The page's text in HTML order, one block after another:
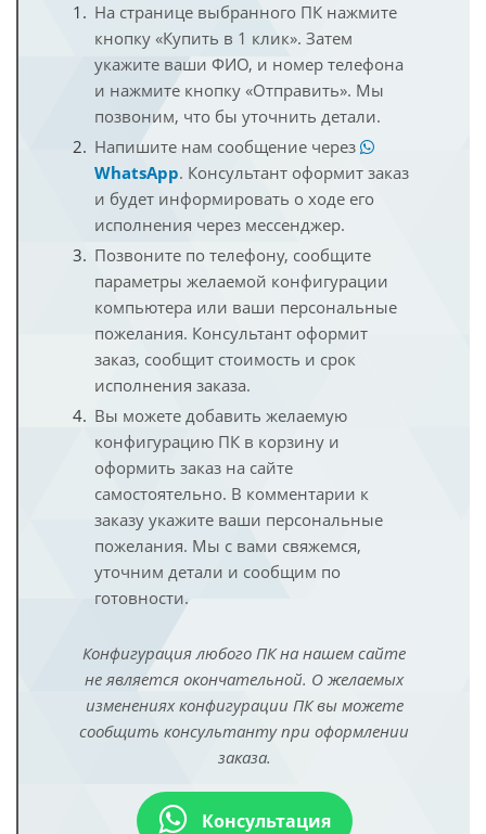
На странице выбранного ПК нажмите
кнопку «Купить в 1 клик». Затем
укажите ваши ФИО, и номер телефона
и нажмите кнопку «Отправить». Мы
позвоним, что бы уточнить детали.
Напишите нам сообщение через
WhatsApp. Консультант оформит заказ
и будет информировать о ходе его
исполнения через мессенджер.
Позвоните по телефону, сообщите
параметры желаемой конфигурации
компьютера или ваши персональные
пожелания. Консультант оформит
заказ, сообщит стоимость и срок
исполнения заказа.
Вы можете добавить желаемую
конфигурацию ПК в корзину и
оформить заказ на сайте
самостоятельно. В комментарии к
заказу укажите ваши персональные
пожелания. Мы с вами свяжемся,
уточним детали и сообщим по
готовности.
Конфигурация любого ПК на нашем сайте
не является окончательной. О желаемых
изменениях конфигурации ПК вы можете
сообщить консультанту при оформлении
заказа.
Консультация